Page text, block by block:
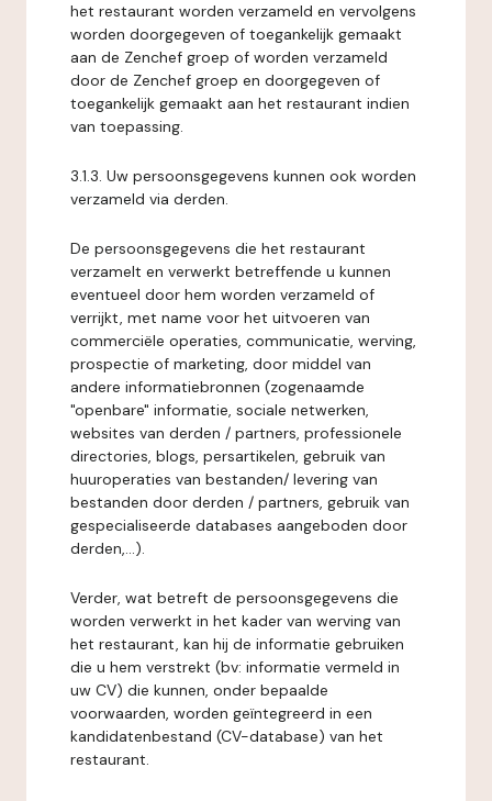
het restaurant worden verzameld en vervolgens
worden doorgegeven of toegankelijk gemaakt
aan de Zenchef groep of worden verzameld
door de Zenchef groep en doorgegeven of
toegankelijk gemaakt aan het restaurant indien
van toepassing.
3.1.3. Uw persoonsgegevens kunnen ook worden
verzameld via derden.
De persoonsgegevens die het restaurant
verzamelt en verwerkt betreffende u kunnen
eventueel door hem worden verzameld of
verrijkt, met name voor het uitvoeren van
commerciële operaties, communicatie, werving,
prospectie of marketing, door middel van
andere informatiebronnen (zogenaamde
"openbare" informatie, sociale netwerken,
websites van derden / partners, professionele
directories, blogs, persartikelen, gebruik van
huuroperaties van bestanden/ levering van
bestanden door derden / partners, gebruik van
gespecialiseerde databases aangeboden door
derden,...).
Verder, wat betreft de persoonsgegevens die
worden verwerkt in het kader van werving van
het restaurant, kan hij de informatie gebruiken
die u hem verstrekt (bv: informatie vermeld in
uw CV) die kunnen, onder bepaalde
voorwaarden, worden geïntegreerd in een
kandidatenbestand (CV-database) van het
restaurant.